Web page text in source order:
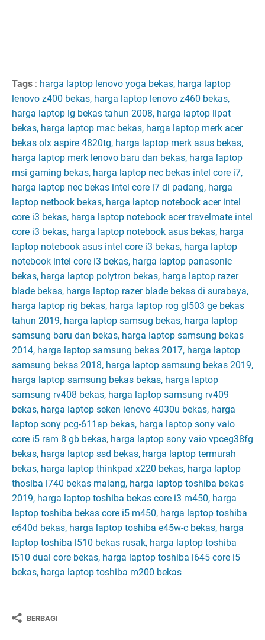
Tags : harga laptop lenovo yoga bekas, harga laptop
lenovo z400 bekas, harga laptop lenovo z460 bekas,
harga laptop lg bekas tahun 2008, harga laptop lipat
bekas, harga laptop mac bekas, harga laptop merk acer
bekas olx aspire 4820tg, harga laptop merk asus bekas,
harga laptop merk lenovo baru dan bekas, harga laptop
msi gaming bekas, harga laptop nec bekas intel core i7,
harga laptop nec bekas intel core i7 di padang, harga
laptop netbook bekas, harga laptop notebook acer intel
core i3 bekas, harga laptop notebook acer travelmate intel
core i3 bekas, harga laptop notebook asus bekas, harga
laptop notebook asus intel core i3 bekas, harga laptop
notebook intel core i3 bekas, harga laptop panasonic
bekas, harga laptop polytron bekas, harga laptop razer
blade bekas, harga laptop razer blade bekas di surabaya,
harga laptop rig bekas, harga laptop rog gl503 ge bekas
tahun 2019, harga laptop samsug bekas, harga laptop
samsung baru dan bekas, harga laptop samsung bekas
2014, harga laptop samsung bekas 2017, harga laptop
samsung bekas 2018, harga laptop samsung bekas 2019,
harga laptop samsung bekas bekas, harga laptop
samsung rv408 bekas, harga laptop samsung rv409
bekas, harga laptop seken lenovo 4030u bekas, harga
laptop sony pcg-611ap bekas, harga laptop sony vaio
core i5 ram 8 gb bekas, harga laptop sony vaio vpceg38fg
bekas, harga laptop ssd bekas, harga laptop termurah
bekas, harga laptop thinkpad x220 bekas, harga laptop
thosiba l740 bekas malang, harga laptop toshiba bekas
2019, harga laptop toshiba bekas core i3 m450, harga
laptop toshiba bekas core i5 m450, harga laptop toshiba
c640d bekas, harga laptop toshiba e45w-c bekas, harga
laptop toshiba l510 bekas rusak, harga laptop toshiba
l510 dual core bekas, harga laptop toshiba l645 core i5
bekas, harga laptop toshiba m200 bekas
BERBAGI